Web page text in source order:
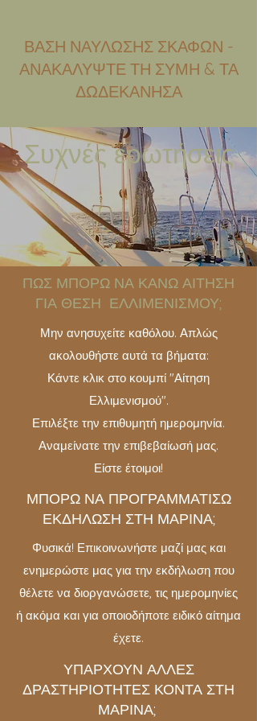
ΒΑΣΗ ΝΑΥΛΩΣΗΣ ΣΚΑΦΩΝ -
ΑΝΑΚΑΛΥΨΤΕ ΤΗ ΣΥΜΗ & ΤΑ
ΔΩΔΕΚΑΝΗΣΑ
Συχνές ερωτήσεις
ΠΩΣ ΜΠΟΡΩ ΝΑ ΚΑΝΩ ΑΙΤΗΣΗ
ΓΙΑ ΘΕΣΗ ΕΛΛΙΜΕΝΙΣΜΟΥ;
Μην ανησυχείτε καθόλου. Απλώς
ακολουθήστε αυτά τα βήματα:
Κάντε κλικ στο κουμπί "Αίτηση
Ελλιμενισμού".
Επιλέξτε την επιθυμητή ημερομηνία.
Αναμείνατε την επιβεβαίωσή μας.
Είστε έτοιμοι!
ΜΠΟΡΩ ΝΑ ΠΡΟΓΡΑΜΜΑΤΙΣΩ
ΕΚΔΗΛΩΣΗ ΣΤΗ ΜΑΡΙΝΑ;
Φυσικά! Επικοινωνήστε μαζί μας και
ενημερώστε μας για την εκδήλωση που
θέλετε να διοργανώσετε, τις ημερομηνίες
ή ακόμα και για οποιοδήποτε ειδικό αίτημα
έχετε.
ΥΠΑΡΧΟΥΝ ΑΛΛΕΣ
ΔΡΑΣΤΗΡΙΟΤΗΤΕΣ ΚΟΝΤΑ ΣΤΗ
ΜΑΡΙΝΑ;